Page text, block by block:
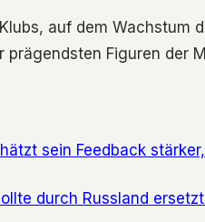
auf dem Wachstum
Figuren der
sein Feedback
durch Russland